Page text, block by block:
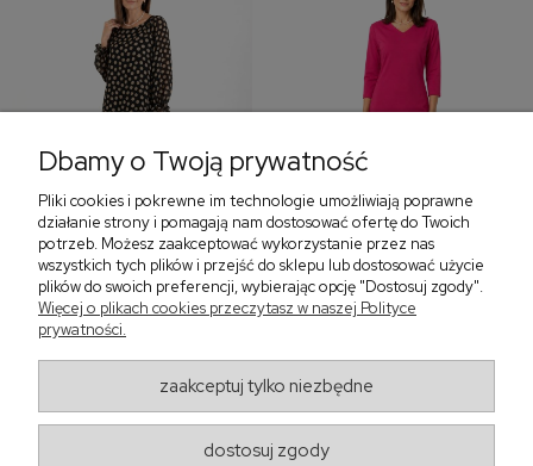
Sukienka z falbaną i
bufiastym rękawem w
405,30 zł
Sukienka z dekoltem w
299,00 zł
‹
Dbamy o Twoją prywatność
Pliki cookies i pokrewne im technologie umożliwiają poprawne
działanie strony i pomagają nam dostosować ofertę do Twoich
potrzeb. Możesz zaakceptować wykorzystanie przez nas
wszystkich tych plików i przejść do sklepu lub dostosować użycie
plików do swoich preferencji, wybierając opcję "Dostosuj zgody".
Więcej o plikach cookies przeczytasz w naszej Polityce
prywatności.
zaakceptuj tylko niezbędne
dostosuj zgody